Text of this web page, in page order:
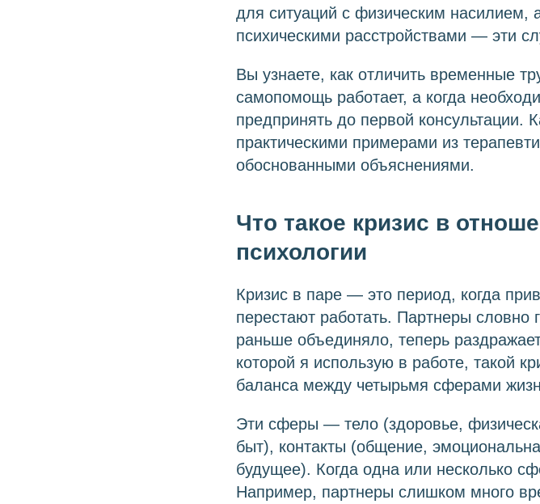
для ситуаций с физическим насилием,
психическими расстройствами — эти
Вы узнаете, как отличить временные
самопомощь работает, а когда
предпринять до первой консультации.
практическими примерами из
обоснованными объяснениями.
Что такое кризис в
психологии
Кризис в паре — это период, когда
перестают работать. Партнеры словно
раньше объединяло, теперь
которой я использую в работе, такой
баланса между четырьмя сферами
Эти сферы — тело (здоровье,
быт), контакты (общение,
будущее). Когда одна или несколько
Например, партнеры слишком много